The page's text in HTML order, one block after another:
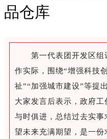
品仓库
第一代表团开发区组
作实际，围绕“增强科技
祉”“加强城市建设”等提
大家发言后表示，政府工
与时俱进，总结过去实
望未来充满期望，是一